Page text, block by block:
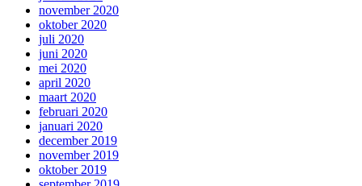
november 2020
oktober 2020
juli 2020
juni 2020
mei 2020
april 2020
maart 2020
februari 2020
januari 2020
december 2019
november 2019
oktober 2019